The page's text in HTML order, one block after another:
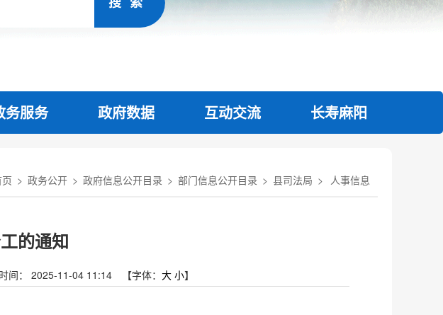
务服务 政府数据 互动交流 长寿麻阳
> 政务公开 > 政府信息公开目录 > 部门信息公开目录 > 县司法局 > 人事信息
的通知
间： 2025-11-04 11:14 【字体： 大 小】